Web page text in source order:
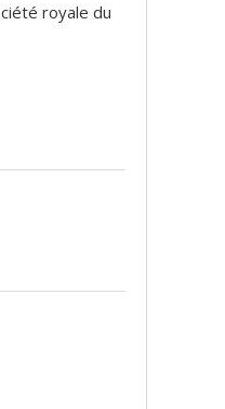
royale du